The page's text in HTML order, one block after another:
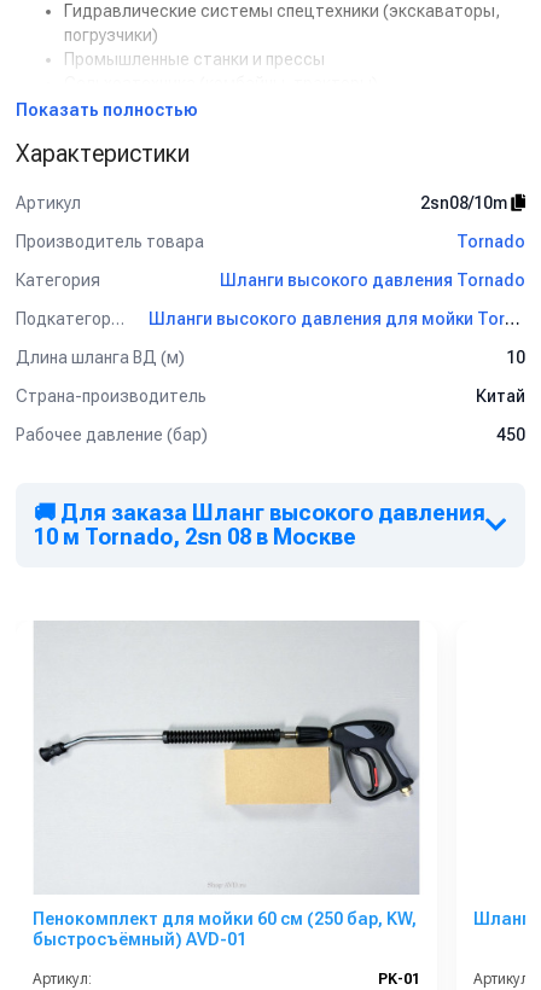
Гидравлические системы спецтехники (экскаваторы,
погрузчики)
Промышленные станки и прессы
Строительное оборудование
Купите РВД 10м по выгодной цене с доставкой!
качества, сертифицированные материалы.
Ключевые слова: рукав высокого давления 10м, РВД 10 метров,
гидравлические рукава.
Показать полностью
Характеристики
Артикул
2sn08/10m
Производитель товара
Tornado
Категория
Шланги высокого давления Tornado
Подкатегория
Шланги высокого давления для мойки Tornado
Длина шланга ВД (м)
10
Страна-производитель
Китай
Рабочее давление (бар)
450
🚚 Для заказа Шланг высокого давления
10 м Tornado, 2sn 08 в Москве
Пенокомплект для мойки 60 см (250 бар, KW,
быстросъёмный) AVD-01
Артикул:
PK-01
Шланг
Артикул: